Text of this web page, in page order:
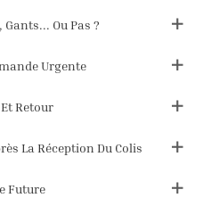
Ou Pas ?
Urgente
Retour
La Réception Du Colis
Future